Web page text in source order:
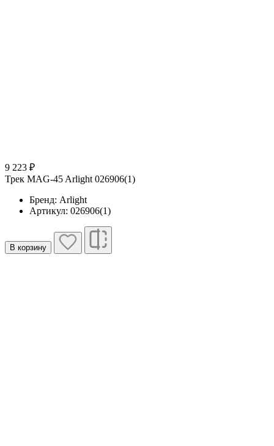
9 223 ₽
Трек MAG-45 Arlight 026906(1)
Бренд: Arlight
Артикул: 026906(1)
В корзину